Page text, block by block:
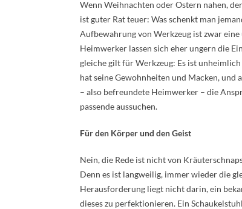
Wenn Weihnachten oder Ostern nahen,
ist guter Rat teuer: Was schenkt man
Aufbewahrung von Werkzeug ist zwar
Heimwerker lassen sich eher ungern die
gleiche gilt für Werkzeug: Es ist
hat seine Gewohnheiten und Macken, und
– also befreundete Heimwerker – die
passende aussuchen.
Für den Körper und den Geist
Nein, die Rede ist nicht von
Denn es ist langweilig, immer wieder die
Herausforderung liegt nicht darin, ein
dieses zu perfektionieren. Ein